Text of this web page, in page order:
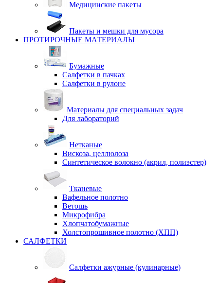
Медицинские пакеты
Пакеты и мешки для мусора
ПРОТИРОЧНЫЕ МАТЕРИАЛЫ
Бумажные
Салфетки в пачках
Салфетки в рулоне
Материалы для специальных задач
Для лабораторий
Нетканые
Вискоза, целлюлоза
Синтетическое волокно (акрил, полиэстер)
Тканевые
Вафельное полотно
Ветошь
Микрофибра
Хлопчатобумажные
Холстопрошивное полотно (ХПП)
САЛФЕТКИ
Салфетки ажурные (кулинарные)